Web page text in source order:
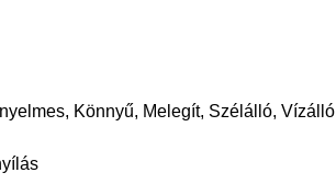
Könnyű, Melegít, Szélálló, Vízálló